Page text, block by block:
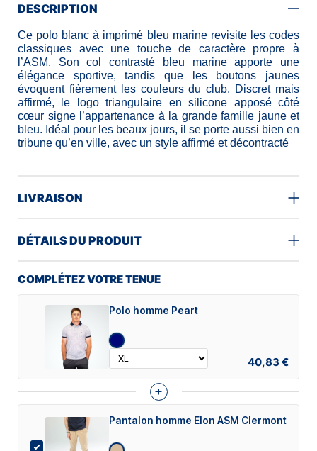
DESCRIPTION
Ce polo blanc à imprimé bleu marine revisite les codes
classiques avec une touche de caractère propre à
l’ASM. Son col contrasté bleu marine apporte une
élégance sportive, tandis que les boutons jaunes
évoquent fièrement les couleurs du club. Discret mais
affirmé, le logo triangulaire en silicone apposé côté
cœur signe l’appartenance à la grande famille jaune et
bleu. Idéal pour les beaux jours, il se porte aussi bien en
tribune qu’en ville, avec un style affirmé et décontracté
LIVRAISON
DÉTAILS DU PRODUIT
COMPLÉTEZ VOTRE TENUE
Polo homme Peart
40,83 €
+
Pantalon homme Elon ASM Clermont